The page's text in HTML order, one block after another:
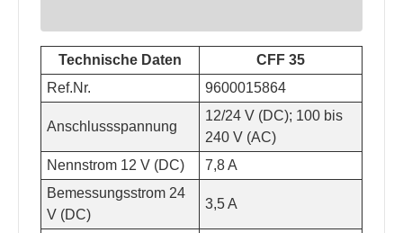
Technische Daten
CFF 35
Ref.Nr.
9600015864
Anschlussspannung
12/24 V (DC); 100 bis
240 V (AC)
Nennstrom 12 V (DC)
7,8 A
Bemessungsstrom 24
V (DC)
3,5 A